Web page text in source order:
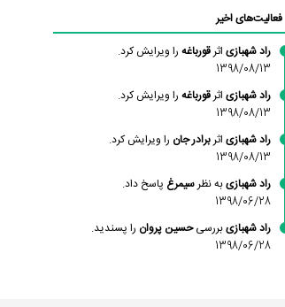
فعالیت‌های اخیر
راد شهبازیاثرقورباغهرا ویرایش کرد.
1398/08/13
راد شهبازیاثرقورباغهرا ویرایش کرد.
1398/08/13
راد شهبازیاثربرادر جان را ویرایش کرد.
1398/08/13
راد شهبازیبه نظرسیمرغ پاسخ داد.
1398/06/28
راد شهبازیبررسیحسین پروان را پسندید.
1398/06/28